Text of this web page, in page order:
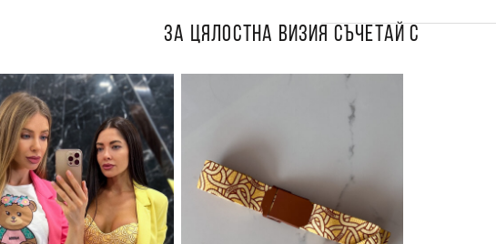
ЗА ЦЯЛОСТНА ВИЗИЯ СЪЧЕТАЙ С